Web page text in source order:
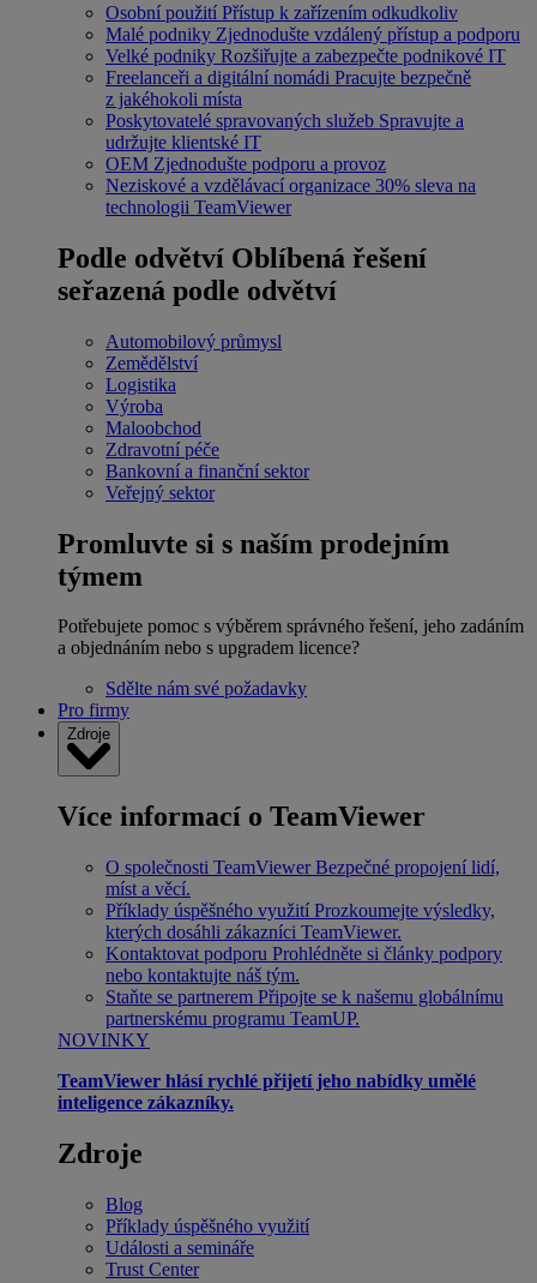
Osobní použití Přístup k zařízením odkudkoliv
Malé podniky Zjednodušte vzdálený přístup a podporu
Velké podniky Rozšiřujte a zabezpečte podnikové IT
Freelanceři a digitální nomádi Pracujte bezpečně
z jakéhokoli místa
Poskytovatelé spravovaných služeb Spravujte a
udržujte klientské IT
OEM Zjednodušte podporu a provoz
Neziskové a vzdělávací organizace 30% sleva na
technologii TeamViewer
Podle odvětví Oblíbená řešení
seřazená podle odvětví
Automobilový průmysl
Zemědělství
Logistika
Výroba
Maloobchod
Zdravotní péče
Bankovní a finanční sektor
Veřejný sektor
Promluvte si s naším prodejním
týmem
Potřebujete pomoc s výběrem správného řešení, jeho zadáním
a objednáním nebo s upgradem licence?
Sdělte nám své požadavky
Pro firmy
Zdroje
Více informací o TeamViewer
O společnosti TeamViewer Bezpečné propojení lidí,
míst a věcí.
Příklady úspěšného využití Prozkoumejte výsledky,
kterých dosáhli zákazníci TeamViewer.
Kontaktovat podporu Prohlédněte si články podpory
nebo kontaktujte náš tým.
Staňte se partnerem Připojte se k našemu globálnímu
partnerskému programu TeamUP.
NOVINKY
TeamViewer hlásí rychlé přijetí jeho nabídky umělé
inteligence zákazníky.
Zdroje
Blog
Příklady úspěšného využití
Události a semináře
Trust Center